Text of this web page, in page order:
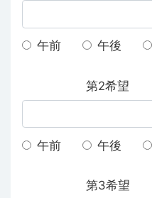
午前 午後
第2希望
午前 午後
第3希望